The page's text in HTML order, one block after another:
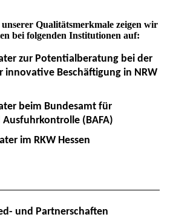
Qualitätsmerkmale zeigen wir
bei folgenden Institutionen auf:
zur Potentialberatung bei der
innovative Beschäftigung in NRW
beim Bundesamt für
(BAFA)
im RKW Hessen
und Partnerschaften